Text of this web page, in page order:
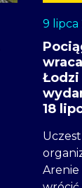
9 lipca
Łodzi
18